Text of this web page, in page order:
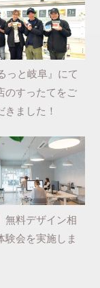
っと岐阜』にて
のすったてをご
きました！
無料デザイン相
験会を実施しま